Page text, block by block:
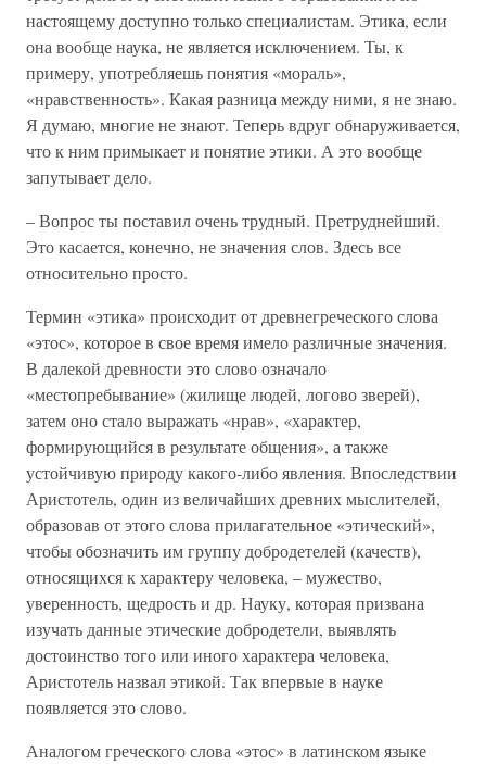
настоящему доступно только специалистам. Этика, если
она вообще наука, не является исключением. Ты, к
примеру, употребляешь понятия «мораль»,
«нравственность». Какая разница между ними, я не знаю.
Я думаю, многие не знают. Теперь вдруг обнаруживается,
что к ним примыкает и понятие этики. А это вообще
запутывает дело.
– Вопрос ты поставил очень трудный. Претруднейший.
Это касается, конечно, не значения слов. Здесь все
относительно просто.
Термин «этика» происходит от древнегреческого слова
«этос», которое в свое время имело различные значения.
В далекой древности это слово означало
«местопребывание» (жилище людей, логово зверей),
затем оно стало выражать «нрав», «характер,
формирующийся в результате общения», а также
устойчивую природу какого-либо явления. Впоследствии
Аристотель, один из величайших древних мыслителей,
образовав от этого слова прилагательное «этический»,
чтобы обозначить им группу добродетелей (качеств),
относящихся к характеру человека, – мужество,
уверенность, щедрость и др. Науку, которая призвана
изучать данные этические добродетели, выявлять
достоинство того или иного характера человека,
Аристотель назвал этикой. Так впервые в науке
появляется это слово.
Аналогом греческого слова «этос» в латинском языке